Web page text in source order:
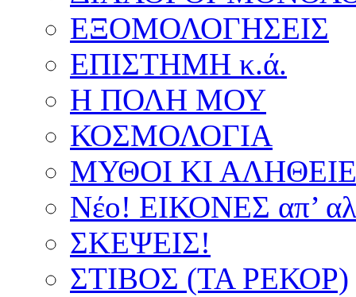
ΕΞΟΜΟΛΟΓΗΣΕΙΣ
ΕΠΙΣΤΗΜΗ κ.ά.
Η ΠΟΛΗ ΜΟΥ
ΚΟΣΜΟΛΟΓΙΑ
ΜΥΘΟΙ ΚΙ
Νέο! ΕΙΚΟΝΕΣ απ’
ΣΚΕΨΕΙΣ!
ΣΤΙΒΟΣ (ΤΑ ΡΕΚΟΡ)